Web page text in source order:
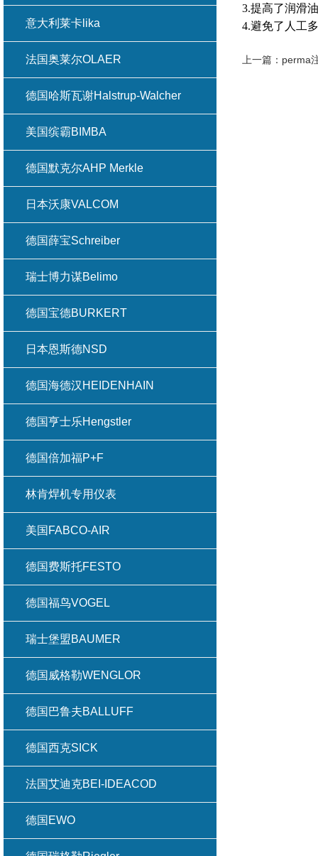
3.提高了润滑
4.避免了人工
上一篇： perma
意大利莱卡lika
法国奥莱尔OLAER
德国哈斯瓦谢Halstrup-Walcher
美国缤霸BIMBA
德国默克尔AHP Merkle
日本沃康VALCOM
德国薛宝Schreiber
瑞士博力谋Belimo
德国宝德BURKERT
日本恩斯德NSD
德国海德汉HEIDENHAIN
德国亨士乐Hengstler
德国倍加福P+F
林肯焊机专用仪表
美国FABCO-AIR
德国费斯托FESTO
德国福鸟VOGEL
瑞士堡盟BAUMER
德国威格勒WENGLOR
德国巴鲁夫BALLUFF
德国西克SICK
法国艾迪克BEI-IDEACOD
德国EWO